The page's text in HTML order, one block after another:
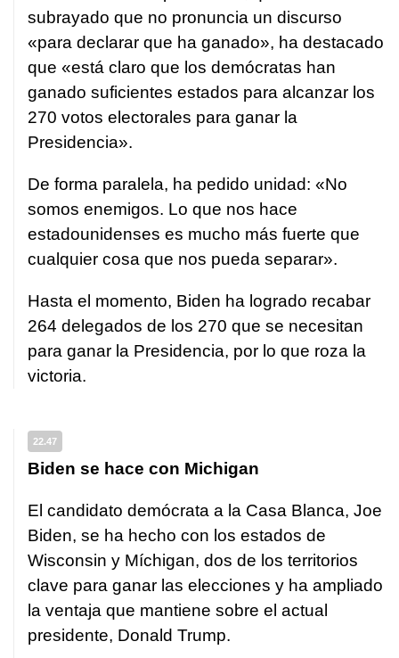
subrayado que no pronuncia un discurso
«para declarar que ha ganado», ha destacado
que «está claro que los demócratas han
ganado suficientes estados para alcanzar los
270 votos electorales para ganar la
Presidencia».
De forma paralela, ha pedido unidad: «No
somos enemigos. Lo que nos hace
estadounidenses es mucho más fuerte que
cualquier cosa que nos pueda separar».
Hasta el momento, Biden ha logrado recabar
264 delegados de los 270 que se necesitan
para ganar la Presidencia, por lo que roza la
victoria.
22.47
Biden se hace con Michigan
El candidato demócrata a la Casa Blanca, Joe
Biden, se ha hecho con los estados de
Wisconsin y Míchigan, dos de los territorios
clave para ganar las elecciones y ha ampliado
la ventaja que mantiene sobre el actual
presidente, Donald Trump.